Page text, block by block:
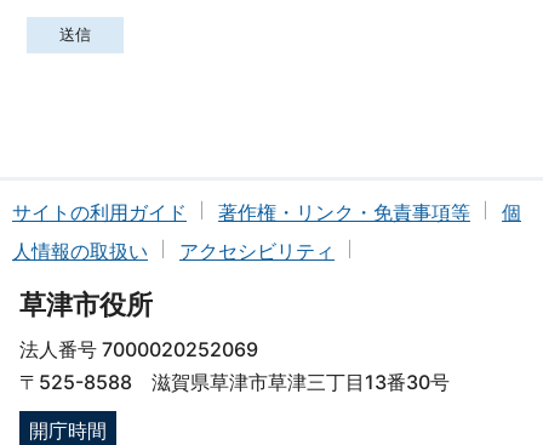
サイトの利用ガイド 著作権・リンク・免責事項等
個
人情報の取扱い
アクセシビリティ
草津市役所
法人番号 7000020252069
〒525-8588 滋賀県草津市草津三丁目13番30号
開庁時間